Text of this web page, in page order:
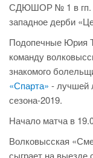
СДЮШОР № 1 в гп.
западное дерби
Подопечные Юрия
команду
знакомого
«Спарта» - лучшей
сезона-2019.
Начало матча в
Волковысская
сыграет на